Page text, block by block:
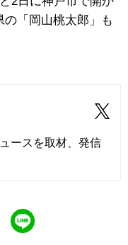
「岡山桃太郎」も
ースを取材、発信